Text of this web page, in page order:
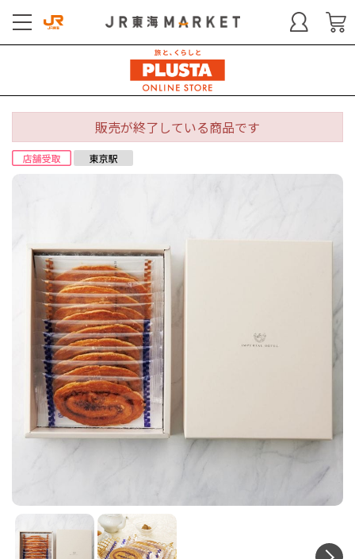
販売が終了している商品です